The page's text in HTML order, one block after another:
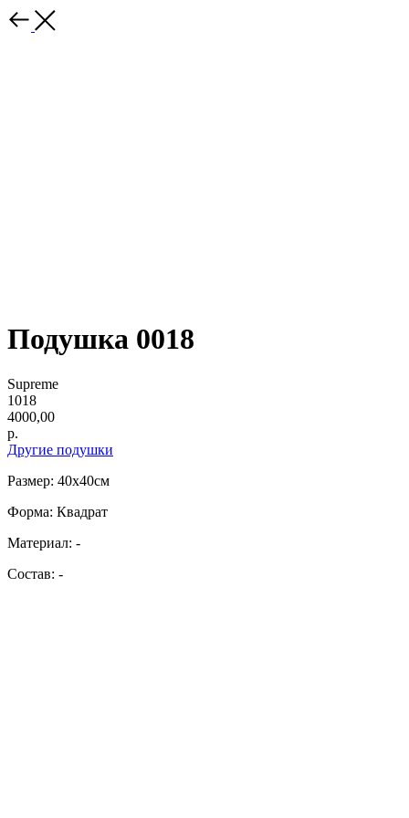
Подушка 0018
Supreme
1018
4000,00
р.
Другие подушки
Размер: 40х40см
Форма: Квадрат
Материал: -
Состав: -